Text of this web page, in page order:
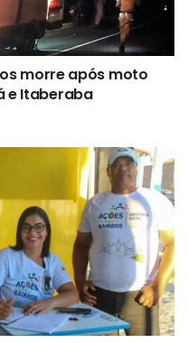
morre após moto
e Itaberaba